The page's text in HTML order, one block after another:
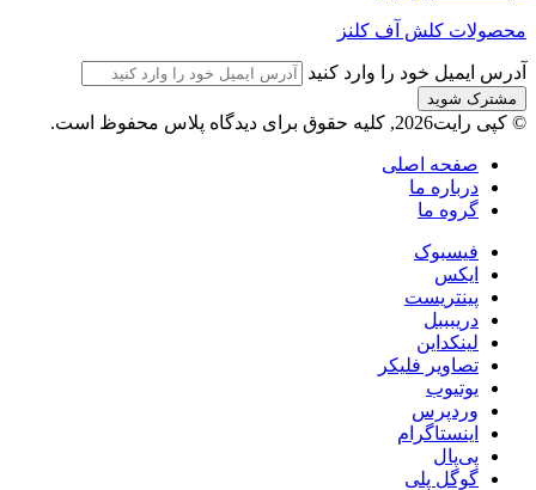
محصولات کلش آف کلنز
آدرس ایمیل خود را وارد کنید
© کپی رایت2026, کلیه حقوق برای دیدگاه پلاس محفوظ است.
صفحه اصلی
درباره ما
گروه ما
فیسبوک
ایکس
پینتریست
دریبببل
لینکداین
تصاویر فلیکر
یوتیوب
وردپرس
اینستاگرام
پی‌پال
گوگل پلی